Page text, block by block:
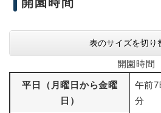
表のサイズを切り
開園時間
平日（月曜日から金曜
日）
午前
分